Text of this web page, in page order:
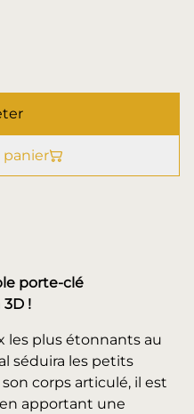
panier
porte-clé
!
les plus étonnants au
séduira les petits
corps articulé, il est
apportant une